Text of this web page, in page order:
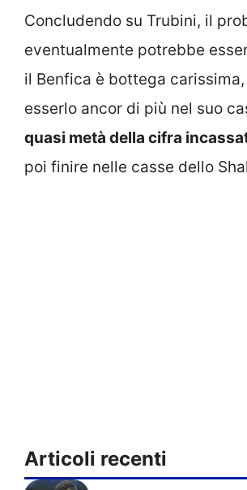
Concludendo su Trubini, il
eventualmente potrebbe
il Benfica è bottega
esserlo ancor di più nel suo
quasi metà della cifra
poi finire nelle casse dello
Articoli recenti